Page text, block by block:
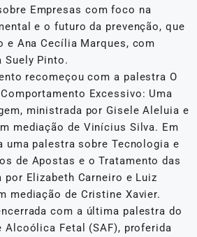
Empresas com foco na
e o futuro da prevenção, que
e Ana Cecília Marques, com
Suely Pinto.
recomeçou com a palestra O
Excessivo: Uma
ministrada por Gisele Aleluia e
mediação de Vinícius Silva. Em
uma palestra sobre Tecnologia e
de Apostas e o Tratamento das
por Elizabeth Carneiro e Luiz
mediação de Cristine Xavier.
com a última palestra do
Alcoólica Fetal (SAF), proferida